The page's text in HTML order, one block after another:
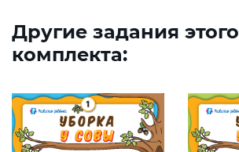
Другие задания этого
комплекта: